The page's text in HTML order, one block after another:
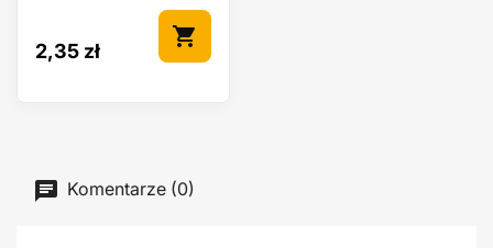
2,35 zł
shopping_cart
Komentarze (0)